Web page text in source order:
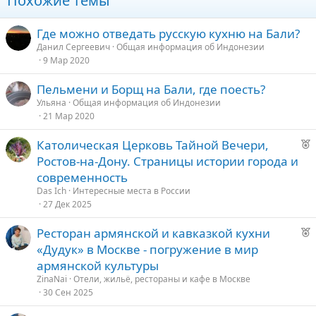
Где можно отведать русскую кухню на Бали?
Данил Сергеевич Общая информация об Индонезии
9 Мар 2020
Пельмени и Борщ на Бали, где поесть?
Ульяна Общая информация об Индонезии
21 Мар 2020
Р
е
н
Католическая Церковь Тайной Вечери,
Ростов-на-Дону. Страницы истории города и
современность
Das Ich Интересные места в России
27 Дек 2025
Р
е
Ресторан армянской и кавказкой кухни
«Дудук» в Москве - погружение в мир
армянской культуры
ZinaNai Отели, жильё, рестораны и кафе в Москве
30 Сен 2025